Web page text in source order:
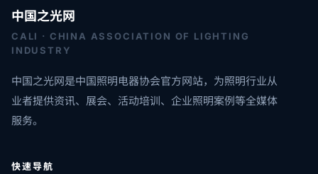
中国之光网
CALI · CHINA ASSOCIATION OF LIGHTING
INDUSTRY
中国之光网是中国照明电器协会官方网站，为照明行业从
业者提供资讯、展会、活动培训、企业照明案例等全媒体
服务。
快速导航